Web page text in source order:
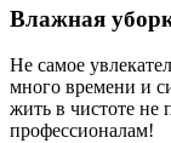
Влажная
Не самое
много времени и
жить в чистоте не
профессионалам!